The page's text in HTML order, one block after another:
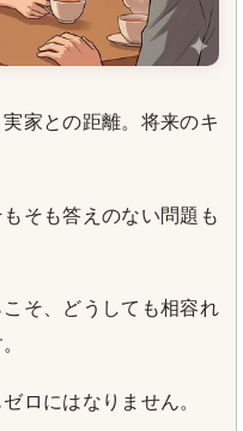
家との距離。将来のキ
そも答えのない問題も
そ、どうしても相容れ
ロにはなりません。